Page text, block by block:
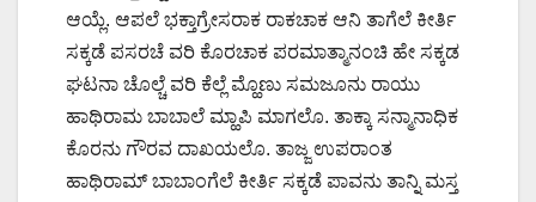
ಆಯ್ಲೆ. ಆಪಲೆ ಭಕ್ತಾಗ್ರೇಸರಾಕ ರಾಕಚಾಕ ಆನಿ ತಾಗೆಲೆ ಕೀರ್ತಿ
ಸಕ್ಕಡೆ ಪಸರಚೆ ವರಿ ಕೊರಚಾಕ ಪರಮಾತ್ಮಾನಂಚಿ ಹೇ ಸಕ್ಕಡ
ಘಟನಾ ಚೊಲ್ಚೆ ವರಿ ಕೆಲ್ಲೆ ಮ್ಹೊಣು ಸಮಜೂನು ರಾಯು
ಹಾಥಿರಾಮ ಬಾಬಾಲೆ ಮ್ಹಾಪಿ ಮಾಗಲೊ. ತಾಕ್ಕಾ ಸನ್ಮಾನಾಧಿಕ
ಕೊರನು ಗೌರವ ದಾಖಯಲೊ. ತಾಜ್ಜ ಉಪರಾಂತ
ಹಾಥಿರಾಮ್ ಬಾಬಾಂಗೆಲೆ ಕೀರ್ತಿ ಸಕ್ಕಡೆ ಪಾವನು ತಾನ್ನಿ ಮಸ್ತ